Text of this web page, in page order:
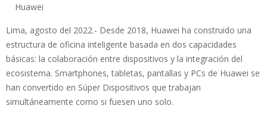
Huawei
Lima, agosto del 2022.- Desde 2018, Huawei ha construido una
estructura de oficina inteligente basada en dos capacidades
básicas: la colaboración entre dispositivos y la integración del
ecosistema. Smartphones, tabletas, pantallas y PCs de Huawei se
han convertido en Súper Dispositivos que trabajan
simultáneamente como si fuesen uno solo.